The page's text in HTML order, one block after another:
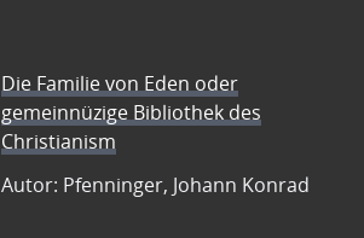
Die Familie von Eden oder
gemeinnüzige Bibliothek des
Christianism
Autor: Pfenninger, Johann Konrad